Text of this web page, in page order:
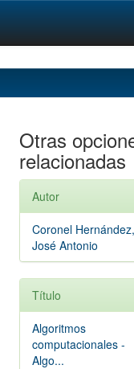
Otras
relacionadas
Autor
Coronel Hernández,
José Antonio
Título
Algoritmos
computacionales -
Algo...